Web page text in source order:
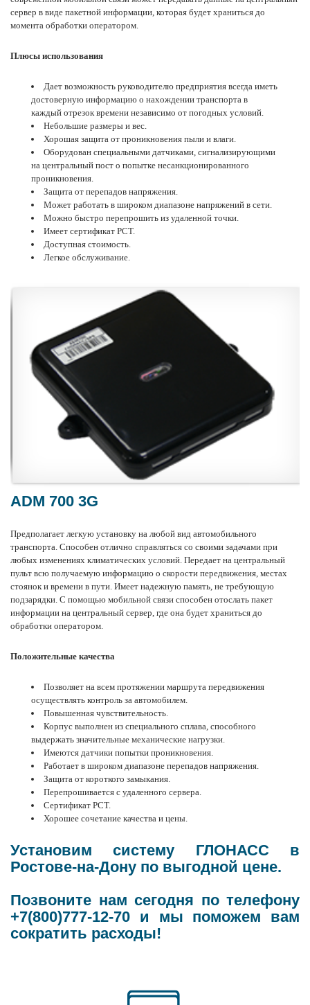
сервер в виде пакетной информации, которая будет храниться до
момента обработки оператором.
Плюсы использования
Дает возможность руководителю предприятия всегда иметь
достоверную информацию о нахождении транспорта в
каждый отрезок времени независимо от погодных условий.
Небольшие размеры и вес.
Хорошая защита от проникновения пыли и влаги.
Оборудован специальными датчиками, сигнализирующими
на центральный пост о попытке несанкционированного
проникновения.
Защита от перепадов напряжения.
Может работать в широком диапазоне напряжений в сети.
Можно быстро перепрошить из удаленной точки.
Имеет сертификат РСТ.
Доступная стоимость.
Легкое обслуживание.
ADM 700 3G
Предполагает легкую установку на любой вид автомобильного
транспорта. Способен отлично справляться со своими задачами при
любых изменениях климатических условий. Передает на центральный
пульт всю получаемую информацию о скорости передвижения, местах
стоянок и времени в пути. Имеет надежную память, не требующую
подзарядки. С помощью мобильной связи способен отослать пакет
информации на центральный сервер, где она будет храниться до
обработки оператором.
Положительные качества
Позволяет на всем протяжении маршрута передвижения
осуществлять контроль за автомобилем.
Повышенная чувствительность.
Корпус выполнен из специального сплава, способного
выдержать значительные механические нагрузки.
Имеются датчики попытки проникновения.
Работает в широком диапазоне перепадов напряжения.
Защита от короткого замыкания.
Перепрошивается с удаленного сервера.
Сертификат РСТ.
Хорошее сочетание качества и цены.
Установим систему ГЛОНАСС в
Ростове-на-Дону по выгодной цене.
Позвоните нам сегодня по телефону
+7(800)777-12-70 и мы поможем вам
сократить расходы!